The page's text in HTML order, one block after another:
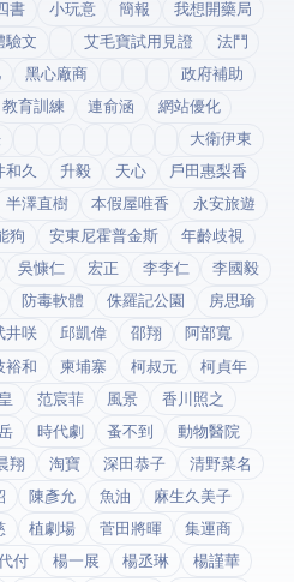
書 小玩意 簡報
我想開藥局
驗文 艾毛寶試用見證
法鬥
黑心廠商
政府補助
教育訓練 連俞涵
網站優化
大衛伊東
和久 升毅 天心
戶田惠梨香
半澤直樹 本假屋唯香
永安旅遊
狗 安東尼霍普金斯
年齡歧視
吳慷仁 宏正 李李仁
李國毅
防毒軟體 侏羅記公園
房思瑜
井咲 邱凱偉 邵翔
阿部寬
裕和 柬埔寨 柯叔元
柯貞年
范宸菲 風景
香川照之
時代劇 蚤不到
動物醫院
翔 淘寶 深田恭子
清野菜名
陳彥允 魚油
麻生久美子
植劇場 菅田將暉
集運商
付 楊一展 楊丞琳 楊謹華